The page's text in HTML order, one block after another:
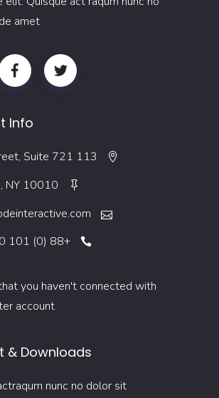
amet.
Info
113 Fulton Street, Suite 721
NY 10010
+88 (0) 101 0000 000
you haven't connected with
account
& Downloads
nunc no dolor sit